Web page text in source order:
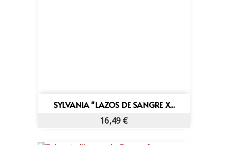
SYLVANIA "LAZOS DE SANGRE X...
16,49 €